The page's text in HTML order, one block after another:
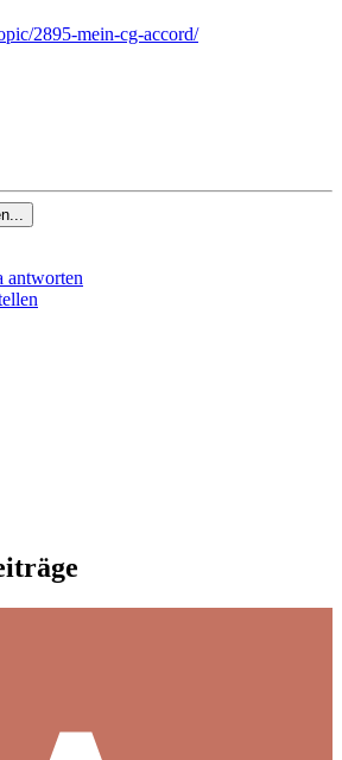
2895-mein-cg-accord/
antworten